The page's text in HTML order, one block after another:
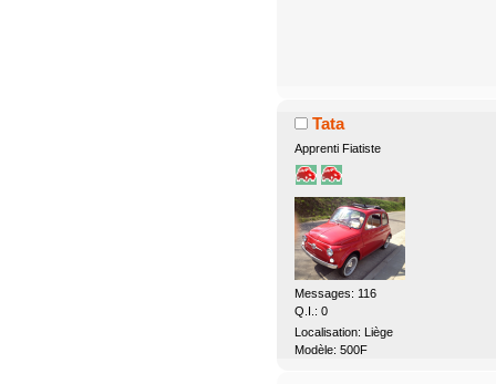
Tata
Apprenti Fiatiste
Messages: 116
Q.I.: 0
Localisation: Liège
Modèle: 500F